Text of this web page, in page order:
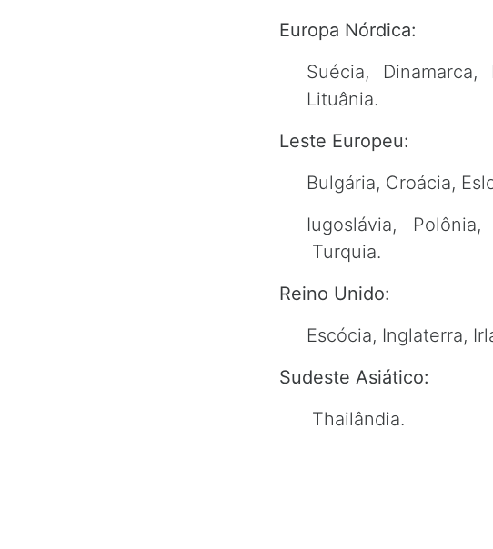
Europa Nórdica:
Suécia,
Lituânia.
Leste Europeu:
Bulgária, Croácia,
Iugoslávia,
Turquia.
Reino Unido:
Escócia, Inglaterra,
Sudeste Asiático:
Thailândia.